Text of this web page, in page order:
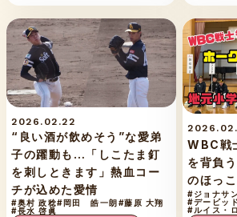
2026.02.22
“良い酒が飲めそう”な愛弟
子の躍動も…「しこたま釘
を刺しときます」熱血コー
チが込めた愛情
#奥村 政稔#岡田 皓一朗#藤原 大翔
#長水 啓眞
WBC戦
を背負
のほっ
#ジョナサ
#デービッ
#ルイス・